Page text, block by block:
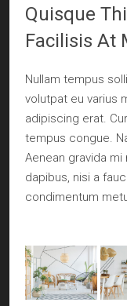
Quisque
Facilisis At
Nullam tempus
volutpat eu varius
adipiscing erat.
tempus congue.
Aenean gravida
dapibus, nisi a
condimentum